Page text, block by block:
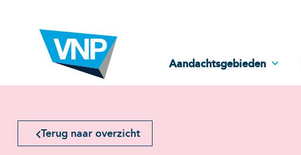
Aandachtsgebieden
Terug naar overzicht